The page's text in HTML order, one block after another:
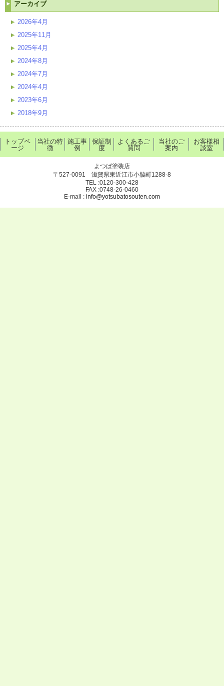
アーカイブ
2026年4月
2025年11月
2025年4月
2024年8月
2024年7月
2024年4月
2023年6月
2018年9月
トップペ
ージ
当社の特
徴
施工事
例
保証制
度
よくあるご
質問
当社のご
案内
お客様相
談室
よつば塗装店
〒527-0091 滋賀県東近江市小脇町1288-8
TEL :0120-300-428
FAX :0748-26-0460
E-mail : info@yotsubatosouten.com